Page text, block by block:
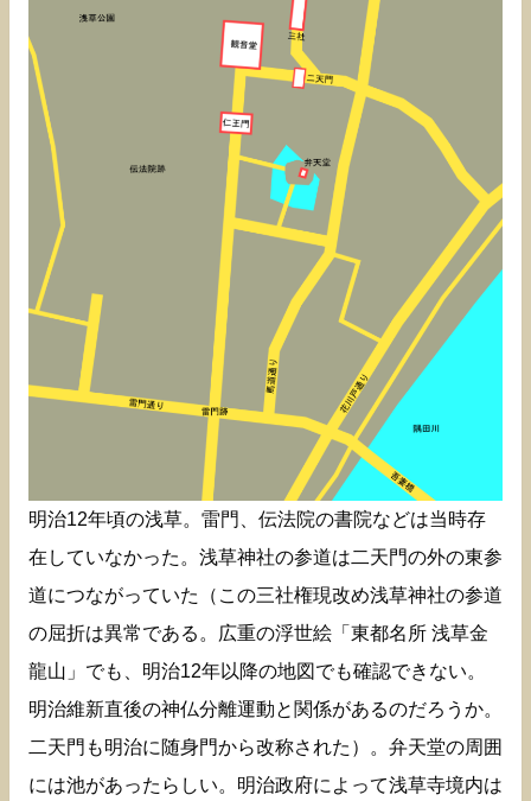
明治12年頃の浅草。雷門、伝法院の書院などは当時存
在していなかった。浅草神社の参道は二天門の外の東参
道につながっていた（この三社権現改め浅草神社の参道
の屈折は異常である。広重の浮世絵「東都名所 浅草金
龍山」でも、明治12年以降の地図でも確認できない。
明治維新直後の神仏分離運動と関係があるのだろうか。
二天門も明治に随身門から改称された）。弁天堂の周囲
には池があったらしい。明治政府によって浅草寺境内は